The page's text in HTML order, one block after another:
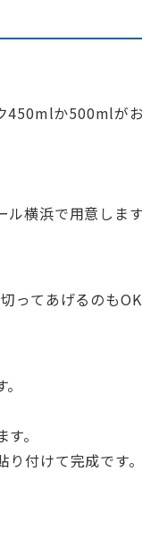
450mlか500mlがお
横浜で用意します
ってあげるのもOK
。
付けて完成です。